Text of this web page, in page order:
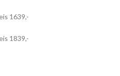
1639,-
1839,-